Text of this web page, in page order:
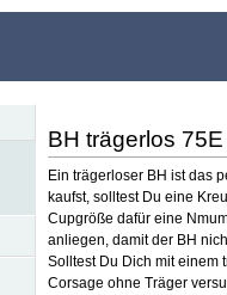
BH trägerlos 75E
Ein trägerloser BH ist das
kaufst, solltest Du eine
Cupgröße dafür eine
anliegen, damit der BH
Solltest Du Dich mit einem
Corsage ohne Träger